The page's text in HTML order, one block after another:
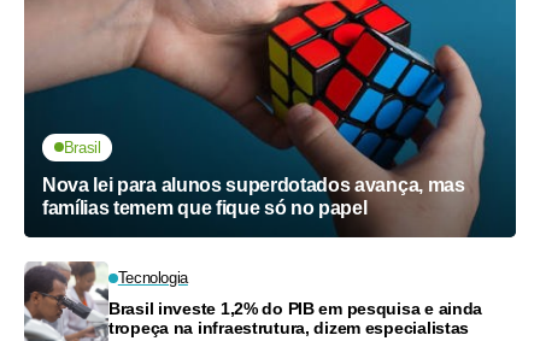
Brasil
Nova lei para alunos superdotados avança, mas
famílias temem que fique só no papel
Tecnologia
Brasil investe 1,2% do PIB em pesquisa e ainda
tropeça na infraestrutura, dizem especialistas